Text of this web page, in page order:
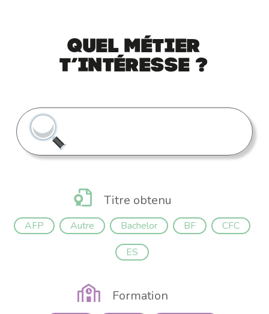
Quel métier
t’intéresse ?
Titre obtenu
AFP Autre Bachelor BF
CFC
ES
Formation